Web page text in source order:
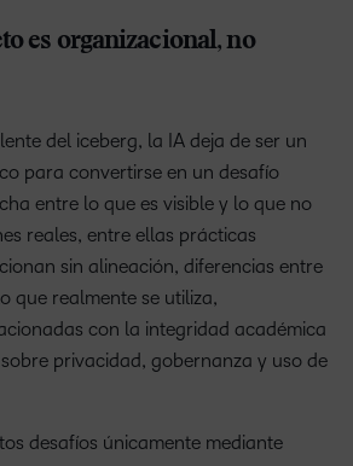
es organizacional, no
del iceberg, la IA deja de ser un
para convertirse en un desafío
entre lo que es visible y lo que no
reales, entre ellas prácticas
sin alineación, diferencias entre
que realmente se utiliza,
con la integridad académica
privacidad, gobernanza y uso de
desafíos únicamente mediante